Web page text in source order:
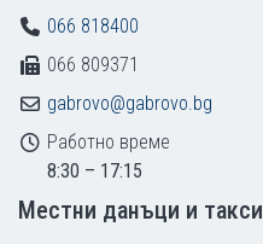
066 818400
066 809371
gabrovo@gabrovo.bg
Работно време
8:30 – 17:15
Местни данъци и такси